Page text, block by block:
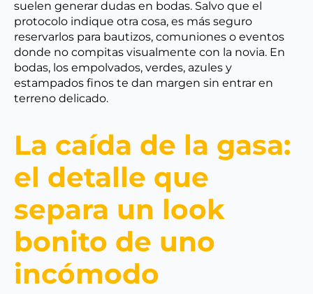
suelen generar dudas en bodas. Salvo que el
protocolo indique otra cosa, es más seguro
reservarlos para bautizos, comuniones o eventos
donde no compitas visualmente con la novia. En
bodas, los empolvados, verdes, azules y
estampados finos te dan margen sin entrar en
terreno delicado.
La caída de la gasa:
el detalle que
separa un look
bonito de uno
incómodo